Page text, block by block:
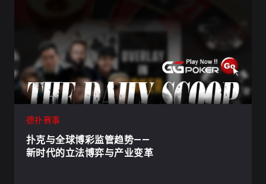
德扑赛事
扑克与全球博彩监管趋势——
新时代的立法博弈与产业变革